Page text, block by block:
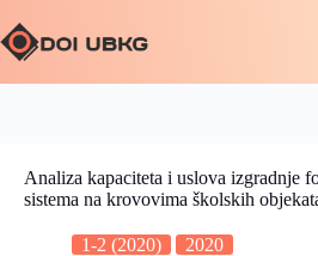
Analiza kapaciteta i uslova izgradnje
sistema na krovovima školskih
1-2 (2020) 2020